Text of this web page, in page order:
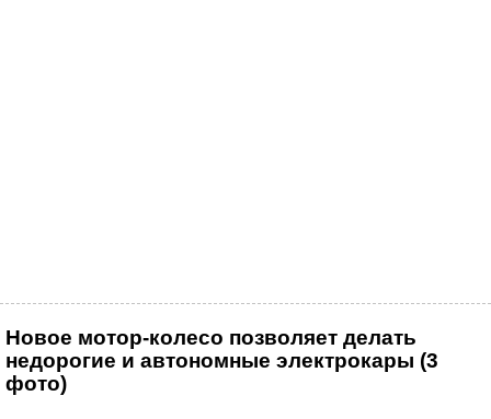
Новое мотор-колесо позволяет делать
недорогие и автономные электрокары (3
фото)